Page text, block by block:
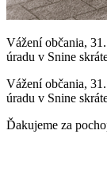
Vážení občania,
úradu v Snine
Vážení občania,
úradu v Snine
Ďakujeme za